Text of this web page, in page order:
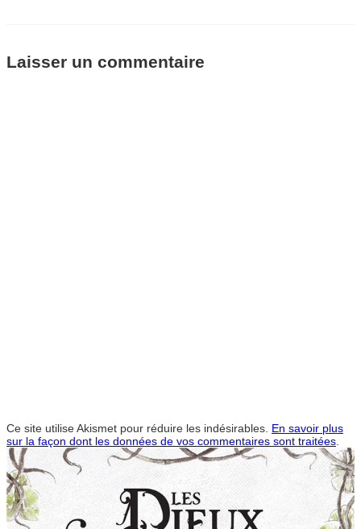
Laisser un commentaire
Ce site utilise Akismet pour réduire les indésirables. En savoir plus
sur la façon dont les données de vos commentaires sont traitées.